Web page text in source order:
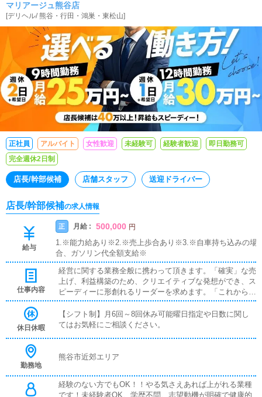
マリアージュ熊谷店
[デリヘル/熊谷・行田・鴻巣・東松山]
正社員 アルバイト 女性歓迎 未経験可 経験者歓迎
即日勤務可
完全週休2日制
店長/幹部候補 店舗スタッフ 送迎ドライバー
店長/幹部候補の求人情報
給与
正 月給 : 500,000 円
1.※能力給あり※2.※売上歩合あり※3.※自車持ち込みの場
合、ガソリン代全額支給※
仕事内容
経営に関する業務全般に携わって頂きます。「確実」な売
上げ、利益構築のため、クリエイティブな発想ができ、ス
ピーディーに形創れるリーダーを求めます。「これから」
の出店にも大きく影響する重要なメンバーとして、あなた
の力が必要です！【 各種待遇 】◆初任給30万以上◆技
術・資格手当て 相談に応じます。◆各役職手当◆成果特
休日休暇
【シフト制】月6回～8回休み可能曜日指定や日数に関し
てはお気軽にご相談ください。
勤務地
熊谷市近郊エリア
経験のない方でもOK！！やる気さえあれば上がれる業種
です！未経験者OK、学歴不問、志望動機が明確で健康的